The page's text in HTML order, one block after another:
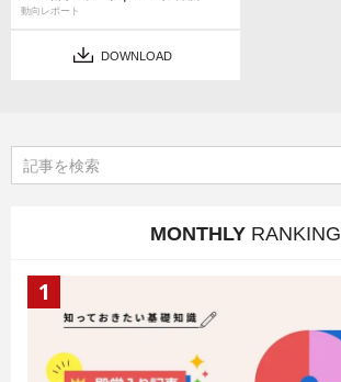
動向レポート
DOWNLOAD
MONTHLY RANKING